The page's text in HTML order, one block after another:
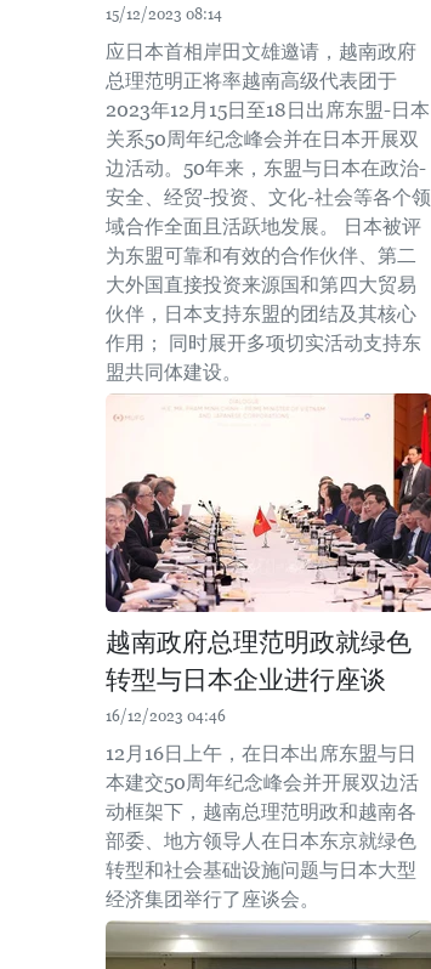
15/12/2023 08:14
应日本首相岸田文雄邀请，越南政府
总理范明正将率越南高级代表团于
2023年12月15日至18日出席东盟-日本
关系50周年纪念峰会并在日本开展双
边活动。50年来，东盟与日本在政治-
安全、经贸-投资、文化-社会等各个领
域合作全面且活跃地发展。 日本被评
为东盟可靠和有效的合作伙伴、第二
大外国直接投资来源国和第四大贸易
伙伴，日本支持东盟的团结及其核心
作用； 同时展开多项切实活动支持东
盟共同体建设。
越南政府总理范明政就绿色
转型与日本企业进行座谈
16/12/2023 04:46
12月16日上午，在日本出席东盟与日
本建交50周年纪念峰会并开展双边活
动框架下，越南总理范明政和越南各
部委、地方领导人在日本东京就绿色
转型和社会基础设施问题与日本大型
经济集团举行了座谈会。